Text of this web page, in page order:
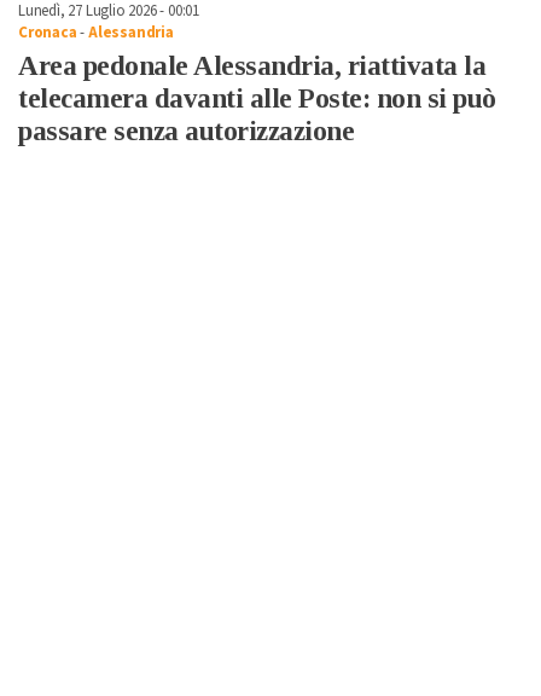
Lunedì, 27 Luglio 2026 - 00:01
Cronaca-Alessandria
Area pedonale Alessandria, riattivata la
telecamera davanti alle Poste: non si può
passare senza autorizzazione